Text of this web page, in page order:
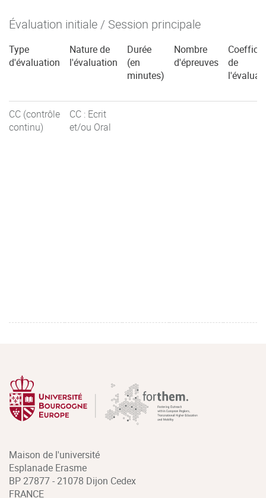
Évaluation initiale / Session principale
Type
d'évaluation
Nature de
l'évaluation
Durée
(en
minutes)
Nombre
d'épreuves
de
CC (contrôle
continu)
CC : Ecrit
et/ou Oral
Maison de l'université
Esplanade Erasme
BP 27877 - 21078 Dijon Cedex
FRANCE